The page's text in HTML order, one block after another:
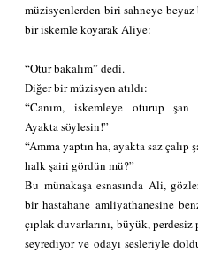
müzisyenlerden biri sahneye beyaz
bir iskemle koyarak Aliye:
“Otur bakalım” dedi.
Diğer bir müzisyen atıldı:
“Canım, iskemleye oturup şan
Ayakta söylesin!”
“Amma yaptın ha, ayakta saz çalıp
halk şairi gördün mü?”
Bu münakaşa esnasında Ali,
bir hastahane amliyathanesine
çıplak duvarlarını, büyük, perdesiz
seyrediyor ve odayı sesleriyle